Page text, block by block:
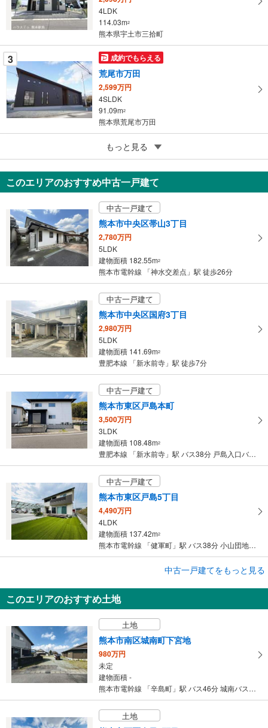
る
4LDK
114.03m2
熊本県宇土市三拾町
3 成約でもらえる
荒尾市万田
2,599万円
4SLDK
91.09m2
熊本県荒尾市万田
成約でもらえる
荒尾市万田
2,599万円
4LDK
熊本県荒尾市万田
もっと見る
このエリアのおすすめ中古一戸建て
中古一戸建て
熊本市中央区帯山3丁目
2,780万円
5LDK
建物面積 182.55m2
熊本市電幹線 「神水交差点」駅 徒歩26分
中古一戸建て
熊本市中央区国府3丁目
2,980万円
5LDK
建物面積 141.69m2
豊肥本線 「新水前寺」駅 徒歩7分
中古一戸建て
熊本市東区戸島本町
3,500万円
3LDK
建物面積 108.48m2
豊肥本線 「新水前寺」駅 バス38分 戸島入口バス バス停下車 徒歩13分
中古一戸建て
熊本市東区戸島5丁目
4,490万円
4LDK
建物面積 137.42m2
熊本市電幹線 「健軍町」駅 バス38分 小山団地入口バス バス停下車 徒歩9分
熊本市東区沼山津2丁目
2,298万円
建物面積 116m
中古一戸建てをもっと見る
このエリアのおすすめ土地
土地
熊本市南区城南町下宮地
980万円
未定
建物面積 -
熊本市電幹線 「辛島町」駅 バス46分 城南バス バス停下車 徒歩4分
土地